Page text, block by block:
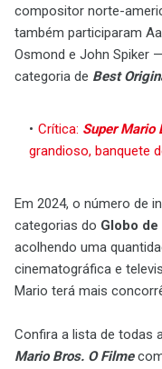
compositor norte-
também participaram
Osmond e John Spiker
categoria de Best
Crítica: Super Mario
grandioso, banquete
Em 2024, o número de
categorias do Globo de
acolhendo uma
cinematográfica e
Mario terá mais
Confira a lista de todas
Mario Bros. O Filme